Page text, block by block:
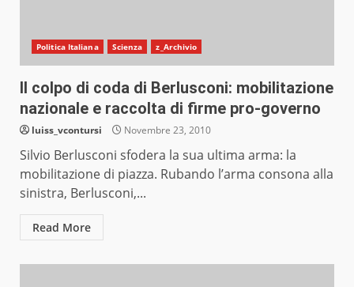
Politica Italiana Scienza z_Archivio
Il colpo di coda di Berlusconi: mobilitazione
nazionale e raccolta di firme pro-governo
luiss_vcontursi Novembre 23, 2010
Silvio Berlusconi sfodera la sua ultima arma: la
mobilitazione di piazza. Rubando l’arma consona alla
sinistra, Berlusconi,...
Read More